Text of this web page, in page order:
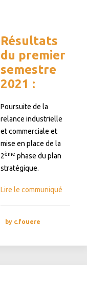
Résultats
du premier
semestre
2021 :
Poursuite de la
relance industrielle
et commerciale et
mise en place de la
2ème phase du plan
stratégique.
Lire le communiqué
by c.fouere